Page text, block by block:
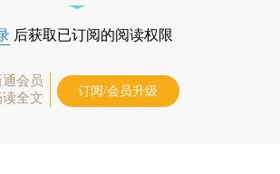
后获取已订阅的阅读权限
通会员
全文
订阅/会员升级